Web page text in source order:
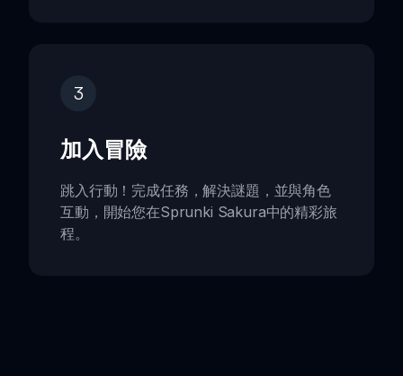
3
加入冒險
跳入行動！完成任務，解決謎題，並與角色
互動，開始您在Sprunki Sakura中的精彩旅
程。